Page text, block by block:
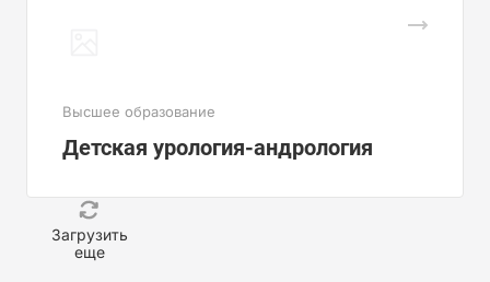
Высшее образование
Детская урология-андрология
Загрузить
еще